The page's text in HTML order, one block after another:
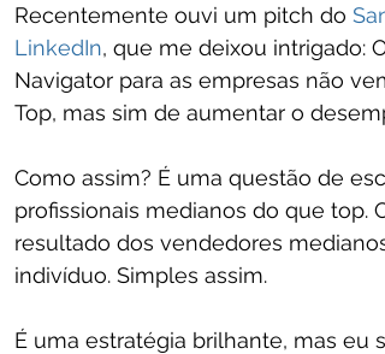
Recentemente ouvi um pitch do
LinkedIn, que me deixou intrigado:
Navigator para as empresas não
Top, mas sim de aumentar o
Como assim? É uma questão de
profissionais medianos do que top.
resultado dos vendedores
indivíduo. Simples assim.
É uma estratégia brilhante, mas eu